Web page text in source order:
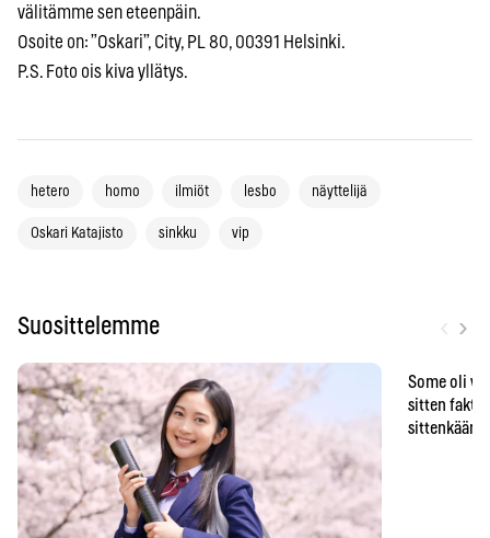
välitämme sen eteenpäin.
Osoite on: ”Oskari”, City, PL 80, 00391 Helsinki.
P.S. Foto ois kiva yllätys.
hetero homo ilmiöt lesbo näyttelijä
Oskari Katajisto sinkku vip
Suosittelemme ›
Some oli
sitten
sittenkään